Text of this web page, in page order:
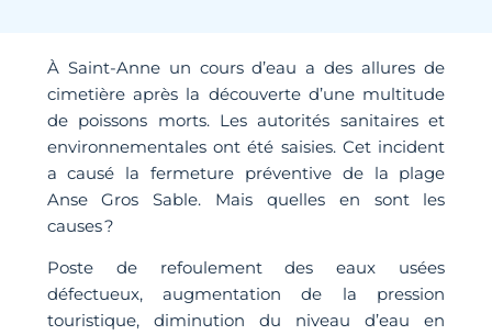
À Saint-Anne un cours d’eau a des allures de
cimetière après la découverte d’une multitude
de poissons morts. Les autorités sanitaires et
environnementales ont été saisies. Cet incident
a causé la fermeture préventive de la plage
Anse Gros Sable. Mais quelles en sont les
causes ?
Poste de refoulement des eaux usées
défectueux, augmentation de la pression
touristique, diminution du niveau d’eau en